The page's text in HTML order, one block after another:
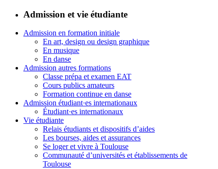
Admission et vie étudiante
Admission en formation initiale
En art, design ou design graphique
En musique
En danse
Admission autres formations
Classe prépa et examen EAT
Cours publics amateurs
Formation continue en danse
Admission étudiant·es internationaux
Étudiant·es internationaux
Vie étudiante
Relais étudiants et dispositifs d’aides
Les bourses, aides et assurances
Se loger et vivre à Toulouse
Communauté d’universités et établissements de
Toulouse